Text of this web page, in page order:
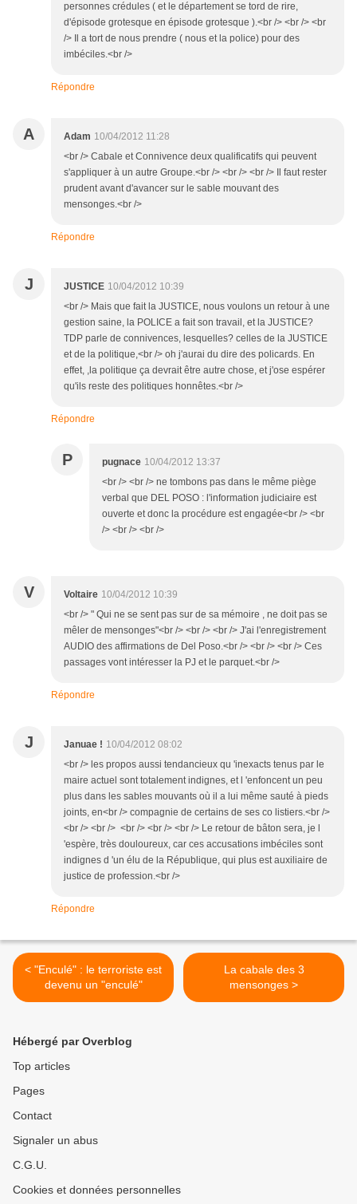
personnes crédules ( et le département se tord de rire,
d'épisode grotesque en épisode grotesque ).<br /> <br /> <br
/> Il a tort de nous prendre ( nous et la police) pour des
imbéciles.<br />
Répondre
A Adam 10/04/2012 11:28
<br /> Cabale et Connivence deux qualificatifs qui peuvent
s'appliquer à un autre Groupe.<br /> <br /> <br /> Il faut rester
prudent avant d'avancer sur le sable mouvant des
mensonges.<br />
Répondre
J JUSTICE 10/04/2012 10:39
<br /> Mais que fait la JUSTICE, nous voulons un retour à une
gestion saine, la POLICE a fait son travail, et la JUSTICE?
TDP parle de connivences, lesquelles? celles de la JUSTICE
et de la politique,<br /> oh j'aurai du dire des policards. En
effet, ,la politique ça devrait être autre chose, et j'ose espérer
qu'ils reste des politiques honnêtes.<br />
Répondre
P pugnace 10/04/2012 13:37
<br /> <br /> ne tombons pas dans le même piège
verbal que DEL POSO : l'information judiciaire est
ouverte et donc la procédure est engagée<br /> <br
/> <br /> <br />
V Voltaire 10/04/2012 10:39
<br /> " Qui ne se sent pas sur de sa mémoire , ne doit pas se
mêler de mensonges"<br /> <br /> <br /> J'ai l'enregistrement
AUDIO des affirmations de Del Poso.<br /> <br /> <br /> Ces
passages vont intéresser la PJ et le parquet.<br />
Répondre
J Januae ! 10/04/2012 08:02
<br /> les propos aussi tendancieux qu 'inexacts tenus par le
maire actuel sont totalement indignes, et l 'enfoncent un peu
plus dans les sables mouvants où il a lui même sauté à pieds
joints, en<br /> compagnie de certains de ses co listiers.<br />
<br /> <br /> <br /> <br /> <br /> Le retour de bâton sera, je l
'espère, très douloureux, car ces accusations imbéciles sont
indignes d 'un élu de la République, qui plus est auxiliaire de
justice de profession.<br />
Répondre
< "Enculé" : le terroriste est
devenu un "enculé"
La cabale des 3
mensonges >
Hébergé par Overblog
Top articles
Pages
Contact
Signaler un abus
C.G.U.
Cookies et données personnelles